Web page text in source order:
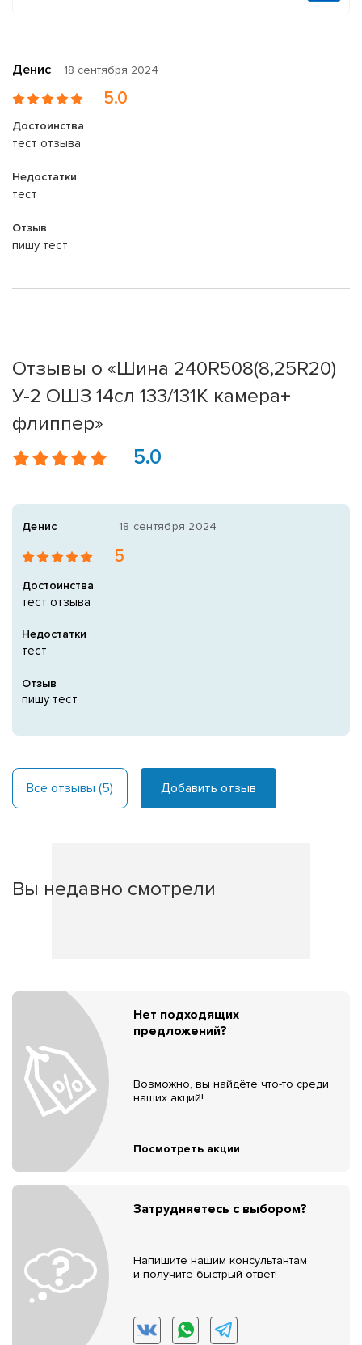
Денис 18 сентября 2024
5.0
Достоинства
тест отзыва
Недостатки
тест
Отзыв
пишу тест
Отзывы о «Шина 240R508(8,25R20)
У-2 ОШЗ 14сл 133/131K камера+
флиппер»
5.0
Денис 18 сентября 2024
5
Достоинства
тест отзыва
Недостатки
тест
Отзыв
пишу тест
Все отзывы (5) Добавить отзыв
Вы недавно смотрели
Нет подходящих
предложений?
Возможно, вы найдёте что-то среди
наших акций!
Посмотреть акции
Затрудняетесь с выбором?
Напишите нашим консультантам
и получите быстрый ответ!